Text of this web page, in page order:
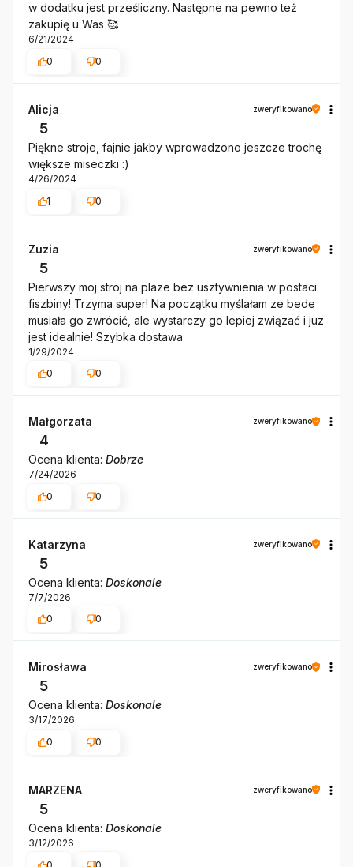
w dodatku jest prześliczny. Następne na pewno też
zakupię u Was 🥰
6/21/2024
0
0
Alicja zweryfikowano
5
Piękne stroje, fajnie jakby wprowadzono jeszcze trochę
większe miseczki :)
4/26/2024
1
0
Zuzia zweryfikowano
5
Pierwszy moj stroj na plaze bez usztywnienia w postaci
fiszbiny! Trzyma super! Na początku myślałam ze bede
musiała go zwrócić, ale wystarczy go lepiej związać i juz
jest idealnie! Szybka dostawa
1/29/2024
0
0
Małgorzata zweryfikowano
4
Ocena klienta: Dobrze
7/24/2026
0
0
Katarzyna zweryfikowano
5
Ocena klienta: Doskonale
7/7/2026
0
0
Mirosława zweryfikowano
5
Ocena klienta: Doskonale
3/17/2026
0
0
MARZENA zweryfikowano
5
Ocena klienta: Doskonale
3/12/2026